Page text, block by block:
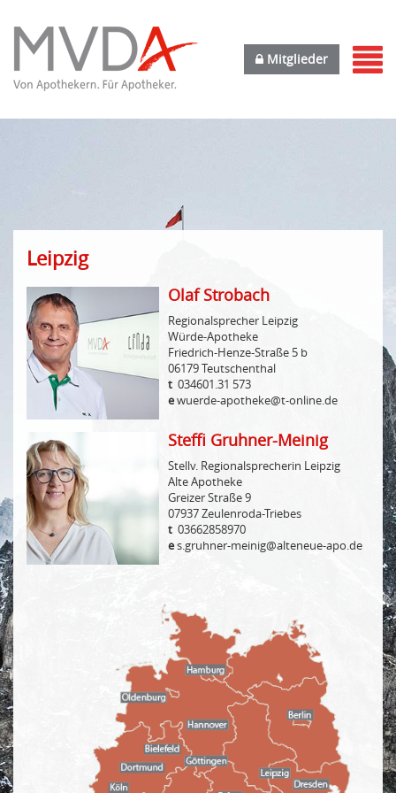
Mitglieder
Leipzig
Olaf Strobach
Regionalsprecher Leipzig
Würde-Apotheke
Friedrich-Henze-Straße 5 b
06179 Teutschenthal
t 034601.31 573
ewuerde-apotheke@t-online.de
Steffi Gruhner-Meinig
Stellv. Regionalsprecherin Leipzig
Alte Apotheke
Greizer Straße 9
07937 Zeulenroda-Triebes
t 03662858970
es.gruhner-meinig@alteneue-apo.de